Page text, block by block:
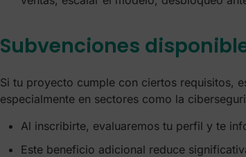
Subvenciones
Si tu proyecto cumple con ciertos requisitos,
especialmente en sectores como la
Al inscribirte, evaluaremos tu perfil y te
Este beneficio adicional reduce